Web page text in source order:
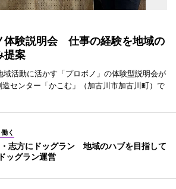
体験説明会 仕事の経験を地域の
提案
域活動に活かす「プロボノ」の体験型説明会が
センター「かこむ」（加古川市加古川町）で
く
志方にドッグラン 地域のハブを目指して
ッグラン運営